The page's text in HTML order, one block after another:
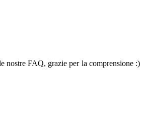
nostre FAQ, grazie per la comprensione :)